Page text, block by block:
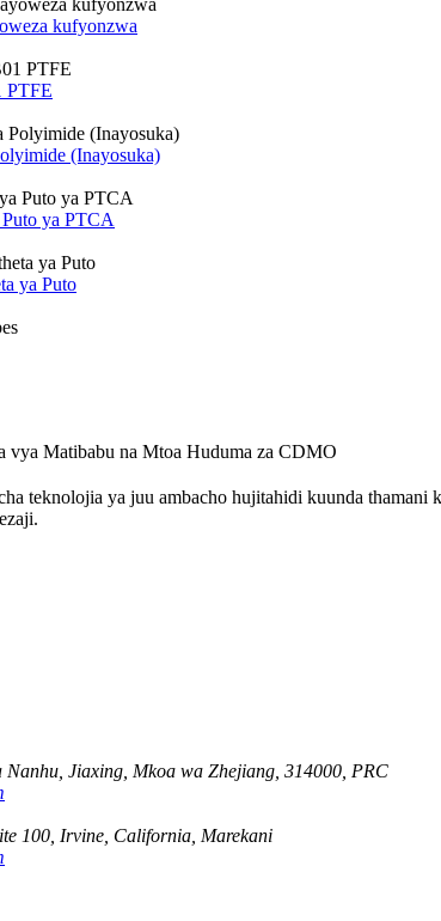
kufyonzwa
PTFE
(Inayosuka)
ya PTCA
ya Puto
vya Matibabu na Mtoa Huduma za CDMO
teknolojia ya juu ambacho hujitahidi kuunda thamani
Nanhu, Jiaxing, Mkoa wa Zhejiang, 314000, PRC
100, Irvine, California, Marekani